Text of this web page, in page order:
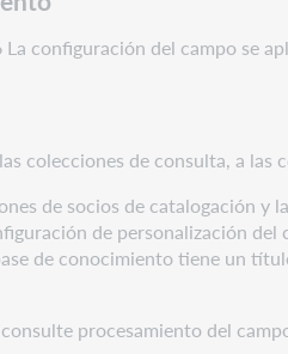
configuración del campo se
colecciones de consulta, a
de socios de catalogación
de personalización
de conocimiento tiene un
procesamiento del